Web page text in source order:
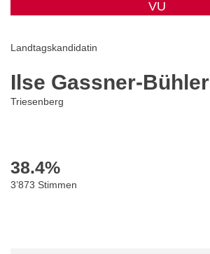
VU
Landtagskandidatin
Ilse Gassner-Bühler
Triesenberg
38.4%
3’873 Stimmen